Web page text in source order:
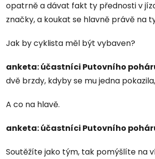
opatrně a dávat fakt ty přednosti v
značky, a koukat se hlavně právě na
Jak by cyklista měl být vybaven?
anketa: účastníci Putovního
dvě brzdy, kdyby se mu jedna
A co na hlavě.
anketa: účastníci Putovního
Soutěžíte jako tým, tak pomýšlíte na